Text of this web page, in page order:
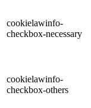
cookielawinfo-
checkbox-necessary
cookielawinfo-
checkbox-others